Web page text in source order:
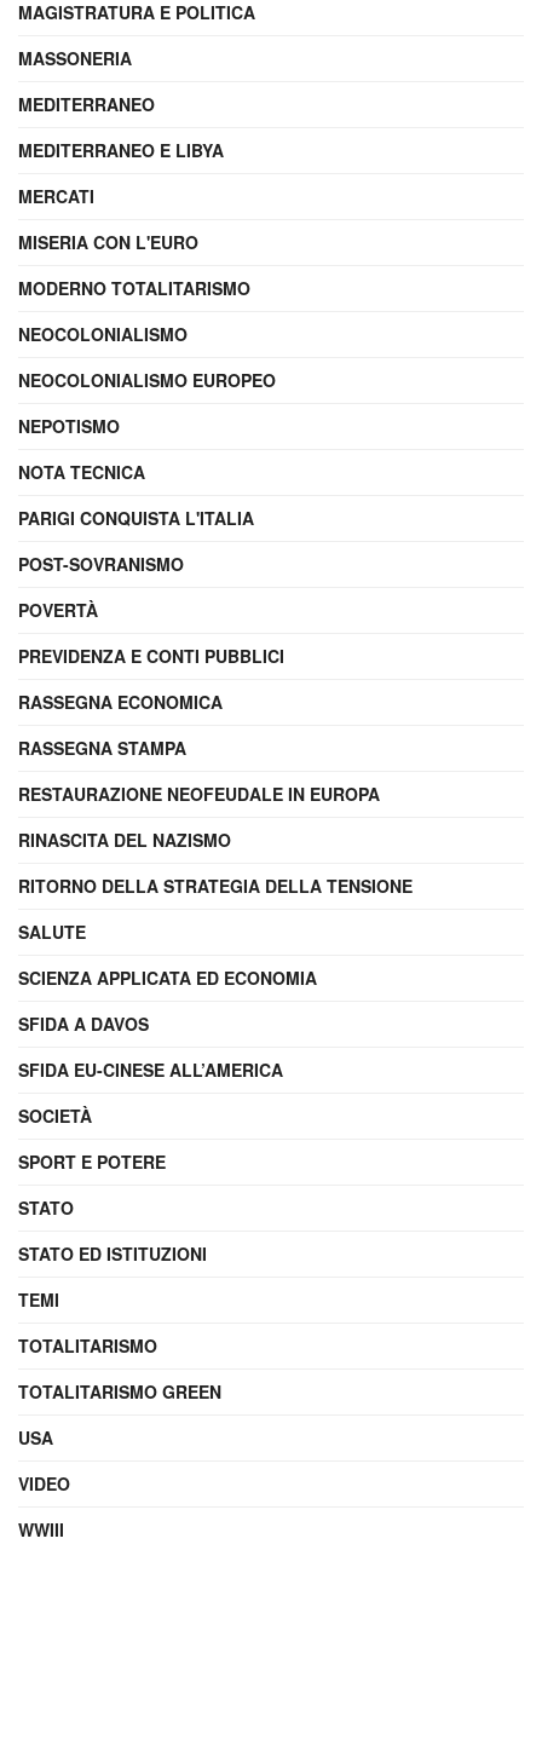
MAGISTRATURA E POLITICA
MASSONERIA
MEDITERRANEO
MEDITERRANEO E LIBYA
MERCATI
MISERIA CON L'EURO
MODERNO TOTALITARISMO
NEOCOLONIALISMO
NEOCOLONIALISMO EUROPEO
NEPOTISMO
NOTA TECNICA
PARIGI CONQUISTA L'ITALIA
POST-SOVRANISMO
POVERTÀ
PREVIDENZA E CONTI PUBBLICI
RASSEGNA ECONOMICA
RASSEGNA STAMPA
RESTAURAZIONE NEOFEUDALE IN EUROPA
RINASCITA DEL NAZISMO
RITORNO DELLA STRATEGIA DELLA TENSIONE
SALUTE
SCIENZA APPLICATA ED ECONOMIA
SFIDA A DAVOS
SFIDA EU-CINESE ALL’AMERICA
SOCIETÀ
SPORT E POTERE
STATO
STATO ED ISTITUZIONI
TEMI
TOTALITARISMO
TOTALITARISMO GREEN
USA
VIDEO
WWIII